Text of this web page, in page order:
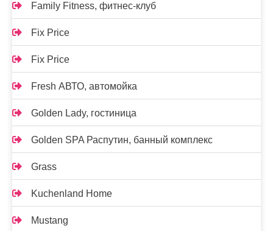
Family Fitness, фитнес-клуб
Fix Price
Fix Price
Fresh АВТО, автомойка
Golden Lady, гостиница
Golden SPA Распутин, банный комплекс
Grass
Kuchenland Home
Mustang